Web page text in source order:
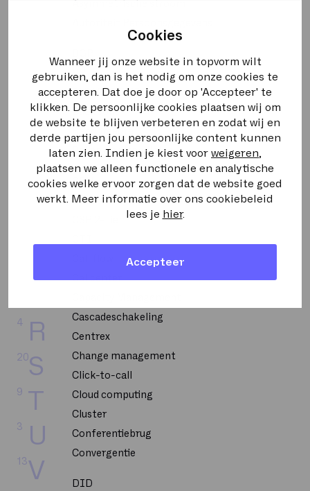
Cookies
Wanneer jij onze website in topvorm wilt
gebruiken, dan is het nodig om onze cookies te
accepteren. Dat doe je door op 'Accepteer' te
klikken. De persoonlijke cookies plaatsen wij om
de website te blijven verbeteren en zodat wij en
derde partijen jou persoonlijke content kunnen
laten zien. Indien je kiest voor weigeren
plaatsen we alleen functionele en analytische
cookies welke ervoor zorgen dat de website goed
werkt. Meer informatie over ons cookiebeleid
lees je hier.
Accepteer
I
K
L
M
R
4
S
20
T
9
U
3
V
13
BRI
BUMA STEMRA
Backbone
Bandbreedte
Bellen op uitnodiging
CPU
CRM
Callcenter
Cascadeschakeling
Centrex
Change management
Click-to-call
Cloud computing
Cluster
Conferentiebrug
Convergentie
DID